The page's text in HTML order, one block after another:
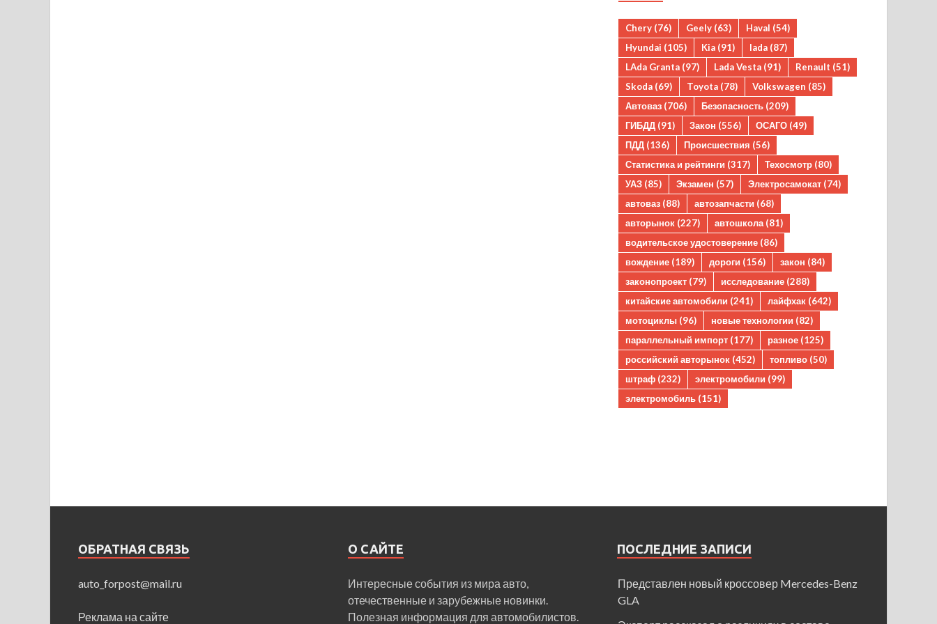
Chery (76) Geely (63) Haval (54)
Hyundai (105) Kia (91) lada (87)
LAda Granta (97) Lada Vesta (91) Renault (51)
Skoda (69) Toyota (78) Volkswagen (85)
Автоваз (706) Безопасность (209)
ГИБДД (91) Закон (556) ОСАГО (49)
ПДД (136) Происшествия (56)
Статистика и рейтинги (317) Техосмотр (80)
УАЗ (85) Экзамен (57) Электросамокат (74)
автоваз (88) автозапчасти (68)
авторынок (227) автошкола (81)
водительское удостоверение (86)
вождение (189) дороги (156) закон (84)
законопроект (79) исследование (288)
китайские автомобили (241) лайфхак (642)
мотоциклы (96) новые технологии (82)
параллельный импорт (177) разное (125)
российский авторынок (452) топливо (50)
штраф (232) электромобили (99)
электромобиль (151)
ОБРАТНАЯ СВЯЗЬ
auto_forpost@mail.ru
Реклама на сайте
О САЙТЕ
Интересные события из мира авто,
отечественные и зарубежные новинки.
Полезная информация для автомобилистов.
ПОСЛЕДНИЕ ЗАПИСИ
Представлен новый кроссовер Mercedes-Benz
GLA